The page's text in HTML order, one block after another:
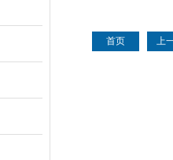
首页 上